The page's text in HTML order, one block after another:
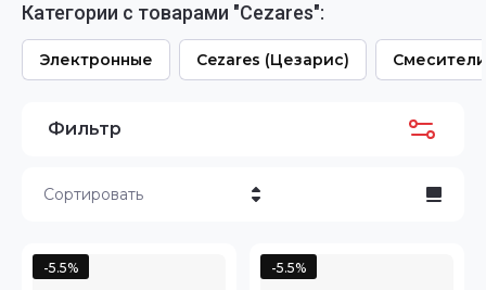
Категории с товарами "Cezares":
Электронные Cezares (Цезарис) Смесители
Фильтр
Сортировать
Цена - возрастание
-5.5% -5.5%